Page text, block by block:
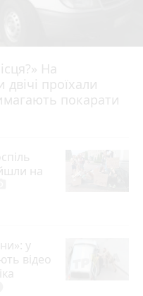
На
проїхали
покарати
на
у
відео